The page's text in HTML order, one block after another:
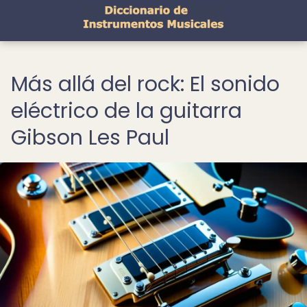
Más allá del rock: El sonido
eléctrico de la guitarra
Gibson Les Paul